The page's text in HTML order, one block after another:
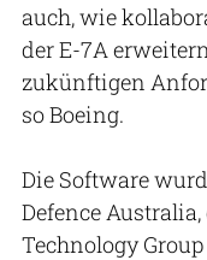
auch, wie
der E-7A
zukünftigen
so Boeing.
Die Software
Defence
Technology